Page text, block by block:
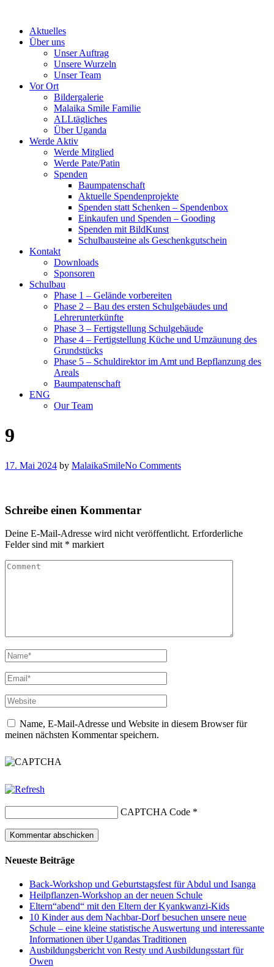
contentAktuelles
Über uns
Unser Auftrag
Unsere Wurzeln
Unser Team
Vor Ort
Bildergalerie
Malaika Smile Familie
ALLtägliches
Über Uganda
Werde Aktiv
Werde Mitglied
Werde Pate/Patin
Spenden
Baumpatenschaft
Aktuelle Spendenprojekte
Spenden statt Schenken – Spendenbox
Einkaufen und Spenden – Gooding
Spenden mit BildKunst
Schulbausteine als Geschenkgutschein
Kontakt
Downloads
Sponsoren
Schulbau
Phase 1 – Gelände vorbereiten
Phase 2 – Bau des ersten Schulgebäudes und
Lehrerunterkünfte
Phase 3 – Fertigstellung Schulgebäude
Phase 4 – Fertigstellung Küche und Umzäunung des
Grundstücks
Phase 5 – Schuldirektor im Amt und Bepflanzung des
Areals
Baumpatenschaft
ENG
Our Team
9
17. Mai 2024 by MalaikaSmileNo Comments
Schreibe einen Kommentar
Deine E-Mail-Adresse wird nicht veröffentlicht. Erforderliche
Felder sind mit * markiert
Name, E-Mail-Adresse und Website in diesem Browser für
meinen nächsten Kommentar speichern.
CAPTCHA Code *
Neueste Beiträge
Back-Workshop und Geburtstagsfest für Abdul und Isanga
Heilpflanzen-Workshop an der neuen Schule
Eltern“abend“ mit den Eltern der Kyankwanzi-Kids
10 Kinder aus dem Nachbar-Dorf besuchen unsere neue
Schule – eine kleine statistische Auswertung und interessante
Informationen über Ugandas Traditionen
Ausbildungsbericht von Resty und Ausbildungsstart für
Owen